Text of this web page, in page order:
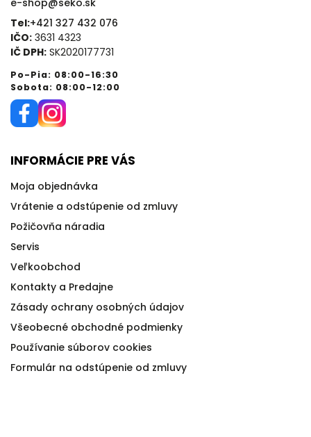
e-shop@seko.sk
Tel:+421 327 432 076
IČO: 3631 4323
IČ DPH: SK2020177731
Po-Pia: 08:00-16:30
Sobota: 08:00-12:00
INFORMÁCIE PRE VÁS
Moja objednávka
Vrátenie a odstúpenie od zmluvy
Požičovňa náradia
Servis
Veľkoobchod
Kontakty a Predajne
Zásady ochrany osobných údajov
Všeobecné obchodné podmienky
Používanie súborov cookies
Formulár na odstúpenie od zmluvy